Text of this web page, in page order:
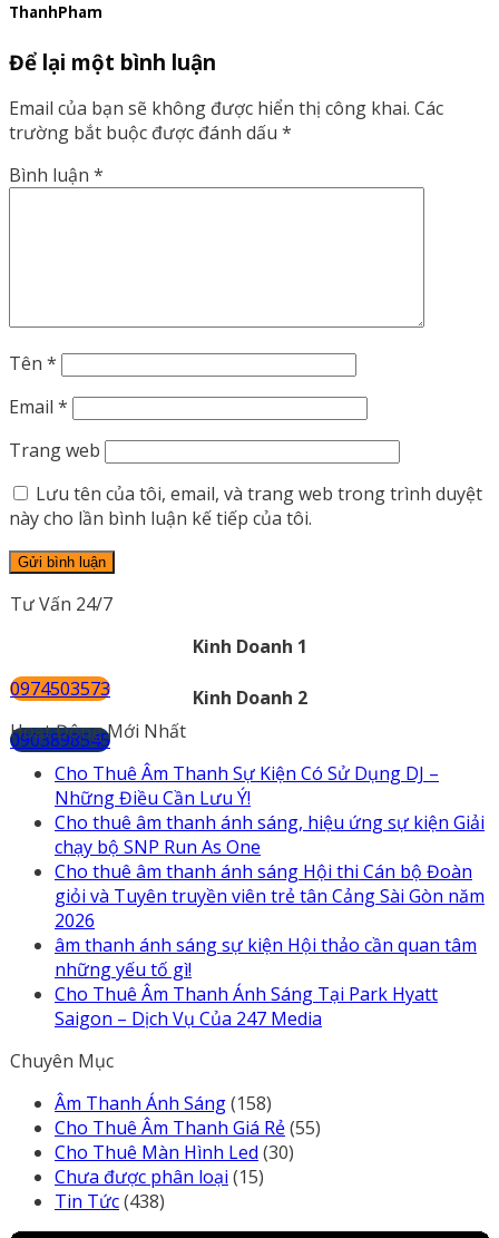
ThanhPham
Để lại một bình luận
Email của bạn sẽ không được hiển thị công khai. Các
trường bắt buộc được đánh dấu *
Bình luận *
Tên *
Email *
Trang web
Lưu tên của tôi, email, và trang web trong trình duyệt
này cho lần bình luận kế tiếp của tôi.
Tư Vấn 24/7
Kinh Doanh 1
0974503573
Kinh Doanh 2
0903898545
Hoạt Động Mới Nhất
Cho Thuê Âm Thanh Sự Kiện Có Sử Dụng DJ –
Những Điều Cần Lưu Ý!
Cho thuê âm thanh ánh sáng, hiệu ứng sự kiện Giải
chạy bộ SNP Run As One
Cho thuê âm thanh ánh sáng Hội thi Cán bộ Đoàn
giỏi và Tuyên truyền viên trẻ tân Cảng Sài Gòn năm
2026
âm thanh ánh sáng sự kiện Hội thảo cần quan tâm
những yếu tố gì!
Cho Thuê Âm Thanh Ánh Sáng Tại Park Hyatt
Saigon – Dịch Vụ Của 247 Media
Chuyên Mục
Âm Thanh Ánh Sáng(158)
Cho Thuê Âm Thanh Giá Rẻ(55)
Cho Thuê Màn Hình Led (30)
Chưa được phân loại (15)
Tin Tức(438)